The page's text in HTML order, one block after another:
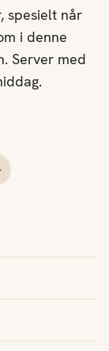
til en
spesielt når
i denne
Server med